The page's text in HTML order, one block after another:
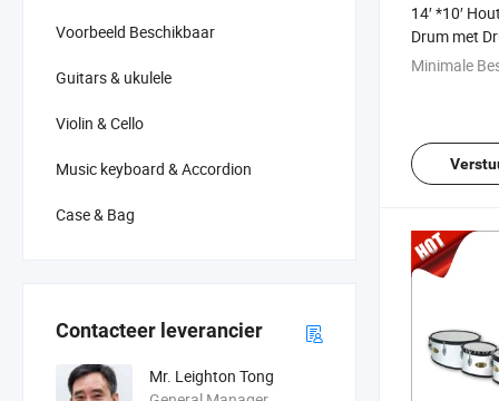
Voorbeeld Beschikbaar
Guitars & ukulele
Violin & Cello
Music keyboard & Accordion
Case & Bag
Contacteer leverancier
Mr. Leighton Tong
14′ *10′
Drum met
Band
Minimale